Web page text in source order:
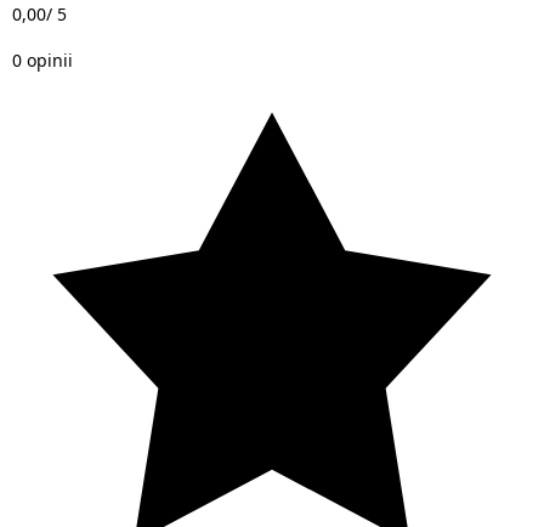
0,00/ 5
0 opinii